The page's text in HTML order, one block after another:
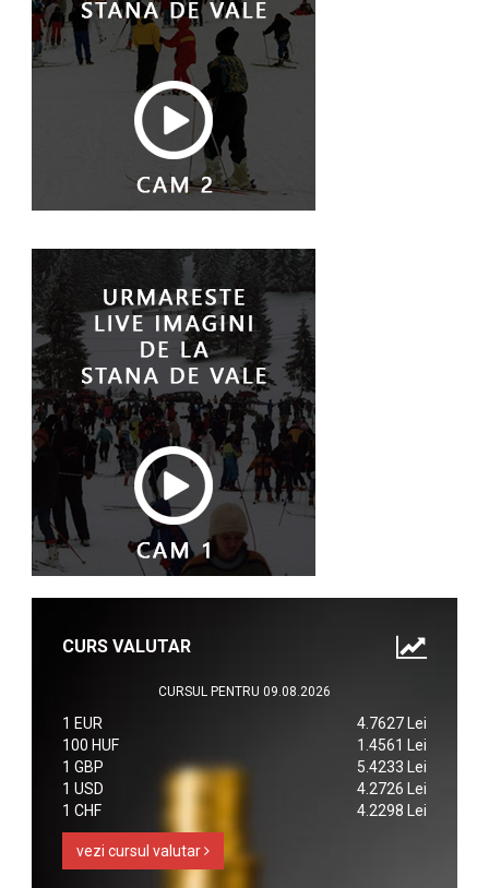
CURS VALUTAR
CURSUL PENTRU 09.08.2026
1 EUR
4.7627 Lei
100 HUF
1.4561 Lei
1 GBP
5.4233 Lei
1 USD
4.2726 Lei
1 CHF
4.2298 Lei
vezi cursul valutar